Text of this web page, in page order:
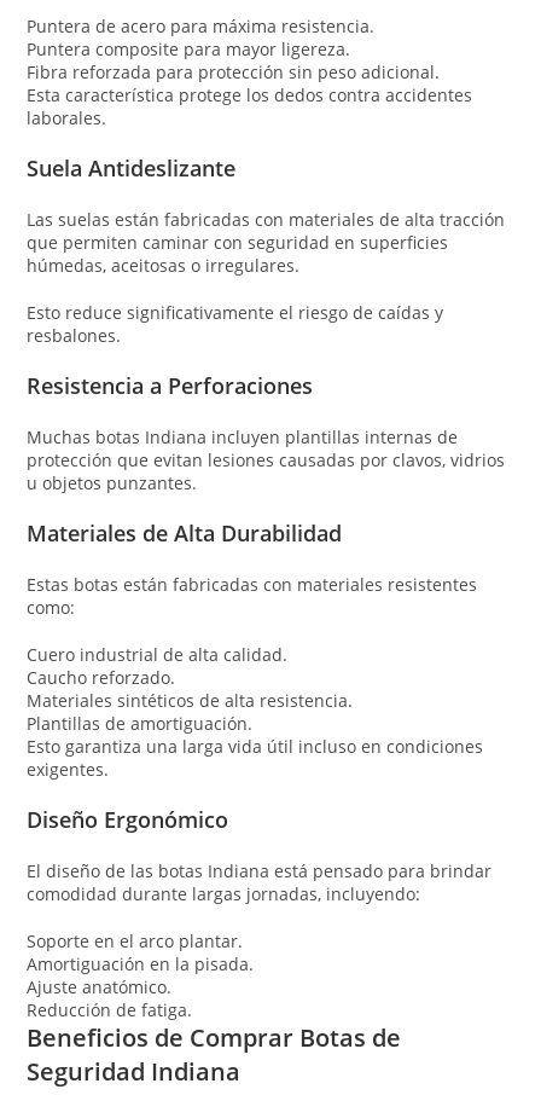
Puntera de acero para máxima resistencia.
Puntera composite para mayor ligereza.
Fibra reforzada para protección sin peso adicional.
Esta característica protege los dedos contra accidentes
laborales.
Suela Antideslizante
Las suelas están fabricadas con materiales de alta tracción
que permiten caminar con seguridad en superficies
húmedas, aceitosas o irregulares.
Esto reduce significativamente el riesgo de caídas y
resbalones.
Resistencia a Perforaciones
Muchas botas Indiana incluyen plantillas internas de
protección que evitan lesiones causadas por clavos, vidrios
u objetos punzantes.
Materiales de Alta Durabilidad
Estas botas están fabricadas con materiales resistentes
como:
Cuero industrial de alta calidad.
Caucho reforzado.
Materiales sintéticos de alta resistencia.
Plantillas de amortiguación.
Esto garantiza una larga vida útil incluso en condiciones
exigentes.
Diseño Ergonómico
El diseño de las botas Indiana está pensado para brindar
comodidad durante largas jornadas, incluyendo:
Soporte en el arco plantar.
Amortiguación en la pisada.
Ajuste anatómico.
Reducción de fatiga.
Beneficios de Comprar Botas de
Seguridad Indiana